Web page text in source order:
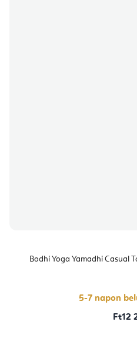
Bodhi Yoga Yamadhi Casual
5-7 napon
Ft12